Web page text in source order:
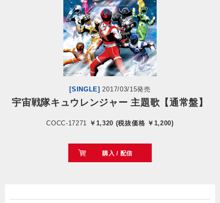
会社情報
[SINGLE] 2017/03/15発売
宇宙戦隊キュウレンジャー 主題歌【通常盤】
COCC-17271 ￥1,320 (税抜価格 ￥1,200)
購入 / 配信